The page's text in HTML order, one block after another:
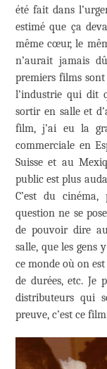
été fait dans
estimé que ça
même cœur, le
n’aurait jamais
premiers films sont
l’industrie qui dit
sortir en salle et
film, j’ai eu la
commerciale en
Suisse et au
public est plus
C’est du
question ne se
de pouvoir dire
salle, que les gens
ce monde où on
de durées, etc. Je
distributeurs qui
preuve, c’est ce